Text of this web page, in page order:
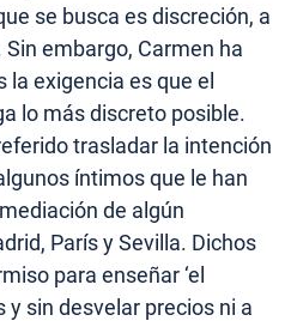
se busca es discreción, a
embargo, Carmen ha
exigencia es que el
lo más discreto posible.
trasladar la intención
íntimos que le han
de algún
París y Sevilla. Dichos
para enseñar ‘el
y sin desvelar precios ni a